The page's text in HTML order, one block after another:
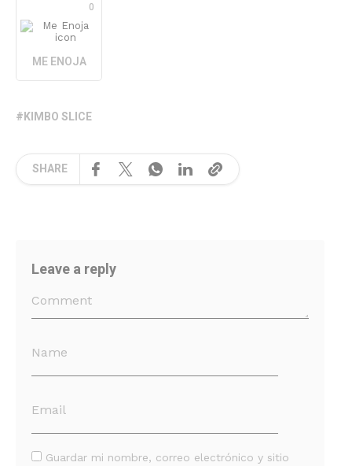
0
ME ENOJA
KIMBO SLICE
SHARE
Leave a reply
Guardar mi nombre, correo electrónico y sitio